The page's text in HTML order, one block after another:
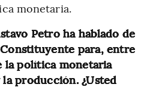
monetaria.
Petro ha hablado de
para, entre
la política monetaria
producción. ¿Usted